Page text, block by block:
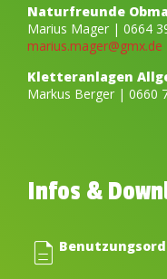
Naturfreunde
Marius Mager | 0664
marius.mager@gmx.de
Kletteranlagen
Markus Berger | 0660
Infos &
description